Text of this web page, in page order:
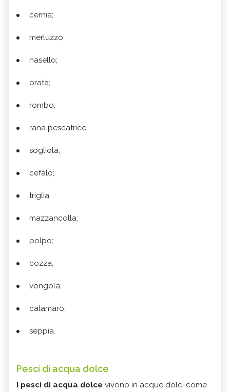
cernia;
merluzzo;
nasello;
orata;
rombo;
rana pescatrice;
sogliola;
cefalo;
triglia;
mazzancolla;
polpo;
cozza;
vongola;
calamaro;
seppia.
Pesci di acqua dolce
I pesci di acqua dolce vivono in acque dolci come